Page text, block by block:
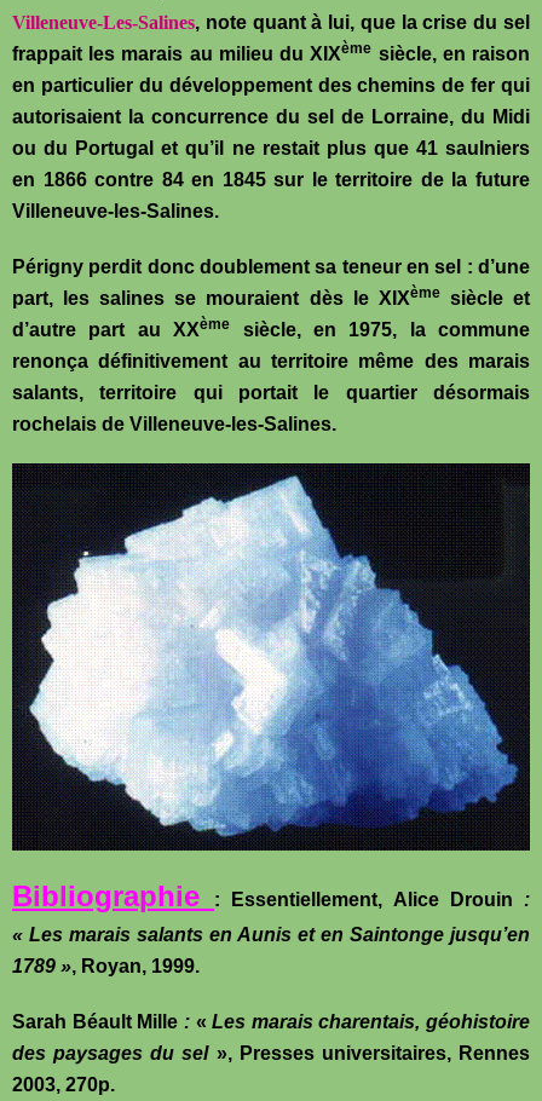
Villeneuve-Les-Salines, note quant à lui, que la crise du sel
frappait les marais au milieu du XIXème siècle, en raison
en particulier du développement des chemins de fer qui
autorisaient la concurrence du sel de Lorraine, du Midi
ou du Portugal et qu’il ne restait plus que 41 saulniers
en 1866 contre 84 en 1845 sur le territoire de la future
Villeneuve-les-Salines.
Périgny perdit donc doublement sa teneur en sel : d’une
part, les salines se mouraient dès le XIXèmesiècle et
d’autre part au XXème
siècle, en 1975, la commune
renonça définitivement au territoire même des marais
salants, territoire qui portait le quartier désormais
rochelais de Villeneuve-les-Salines.
Bibliographie : Essentiellement, Alice Drouin :
« Les marais salants en Aunis et en Saintonge jusqu’en
1789 », Royan, 1999.
Sarah Béault Mille :«Les marais charentais, géohistoire
des paysages du sel», Presses universitaires, Rennes
2003, 270p.